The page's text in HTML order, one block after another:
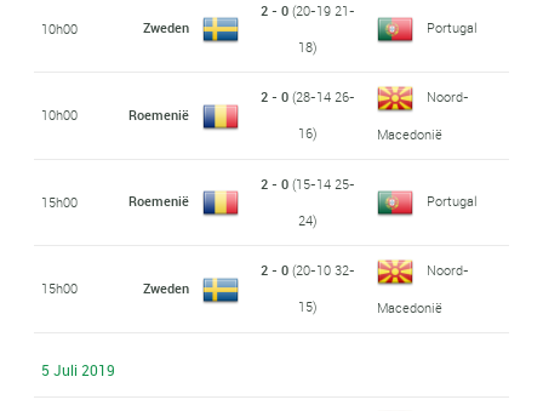
10h00 Zweden
2 - 0(20-19 21-
18)
Portugal
10h00 Roemenië
2 - 0(28-14 26-
16)
Noord-
Macedonië
15h00 Roemenië
2 - 0(15-14 25-
24)
Portugal
15h00 Zweden
2 - 0(20-10 32-
15)
Noord-
Macedonië
5 Juli 2019